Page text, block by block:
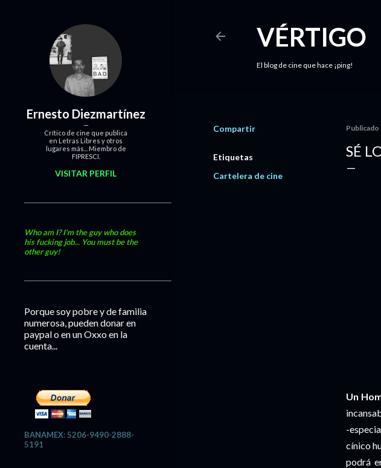
VÉRTIGO
El blog de cine que hace ¡ping!
Compartir
Etiquetas
Cartelera de cine
SÉ
Un
-
cínico
podrá
Ernesto Diezmartínez
Crítico de cine que publica
en Letras Libres y otros
lugares más... Miembro de
FIPRESCI.
VISITAR PERFIL
Who am I? I'm the guy who does
his fucking job... You must be the
other guy!
Porque soy pobre y de familia
numerosa, pueden donar en
paypal o en un Oxxo en la
cuenta...
BANAMEX: 5206-9490-2888-
5191